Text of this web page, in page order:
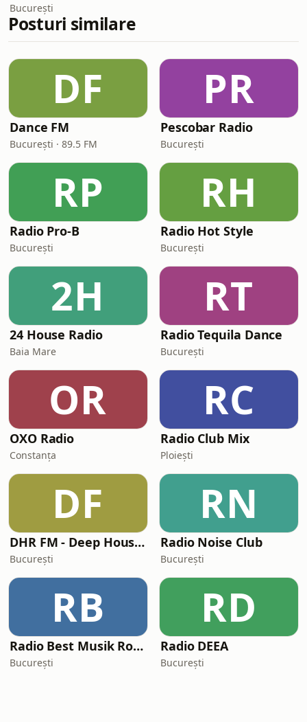
București
Posturi similare
DF
Dance FM
București · 89.5 FM
PR
Pescobar Radio
București
RP
Radio Pro-B
București
RH
Radio Hot Style
București
2H
24 House Radio
Baia Mare
RT
Radio Tequila Dance
București
OR
OXO Radio
Constanța
RC
Radio Club Mix
Ploiești
DF
DHR FM - Deep House Radio (www.dhr.fm)
București
RN
Radio Noise Club
București
RB
Radio Best Musik Romania
București
RD
Radio DEEA
București